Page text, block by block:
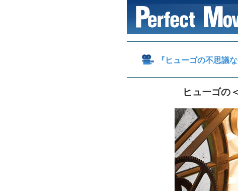
『ヒューゴの不思議
ヒューゴの